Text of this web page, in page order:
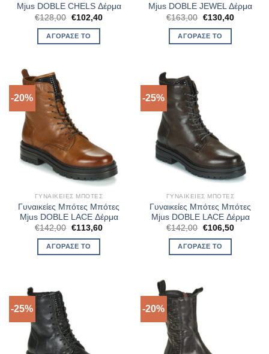
Mjus DOBLE CHELS Δέρμα
€128,00 Original
was:
€128,00.
€102,40Η
ΑΓΌΡΑΣΈ ΤΟ
Mjus DOBLE JEWEL Δέρμα
€163,00 Original
was:
€163,00.
€130,40Η
ΑΓΌΡΑΣΈ ΤΟ
-20%
ΓΥΝΑΙΚΕΊΕΣ ΜΠΌΤΕΣ
Γυναικείες Μπότες Μπότες
Mjus DOBLE LACE Δέρμα
€142,00 Original
was:
€142,00.
€113,60Η
ΑΓΌΡΑΣΈ ΤΟ
-25%
ΓΥΝΑΙΚΕΊΕΣ ΜΠΌΤΕΣ
Γυναικείες Μπότες Μπότες
Mjus DOBLE LACE Δέρμα
€142,00 Original
was:
€142,00.
€106,50Η
ΑΓΌΡΑΣΈ ΤΟ
-25% -20%